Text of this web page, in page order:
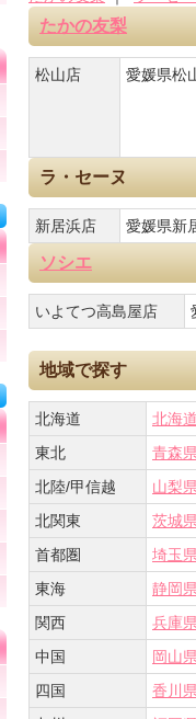
たかの友梨
松山店 愛媛県松
ラ・セーヌ
新居浜店 愛媛県新
ソシエ
いよてつ高島屋店
地域で探す
北海道
北海
東北
青森
北陸/甲信越
山梨
北関東
茨城
首都圏
埼玉
東海
静岡
関西
兵庫
中国
岡山
四国
香川